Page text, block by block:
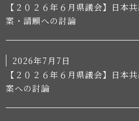
【２０２６年６月県議会】日
案・請願への討論
2026年7月7日
【２０２６年６月県議会】日
案への討論